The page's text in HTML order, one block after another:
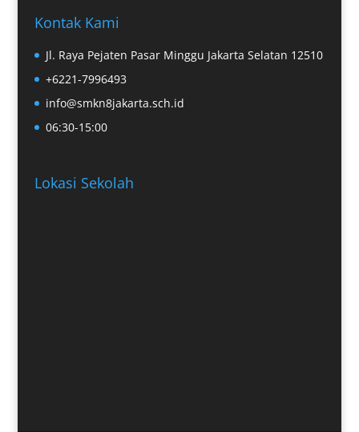
Kontak Kami
Jl. Raya Pejaten Pasar Minggu Jakarta Selatan 12510
+6221-7996493
info@smkn8jakarta.sch.id
06:30-15:00
Lokasi Sekolah